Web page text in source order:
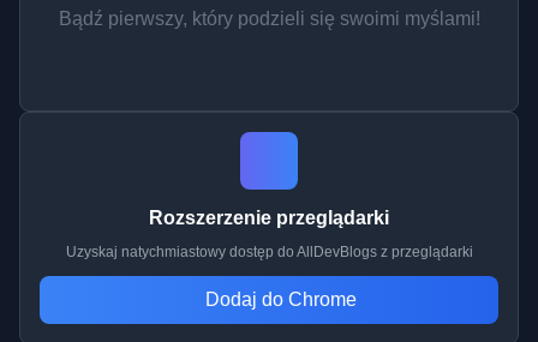
Bądź pierwszy, który podzieli się swoimi myślami!
Rozszerzenie przeglądarki
Uzyskaj natychmiastowy dostęp do AllDevBlogs z przeglądarki
Dodaj do Chrome